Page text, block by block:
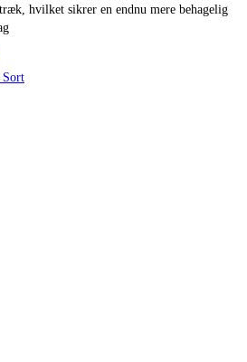
hvilket sikrer en endnu mere behagelig